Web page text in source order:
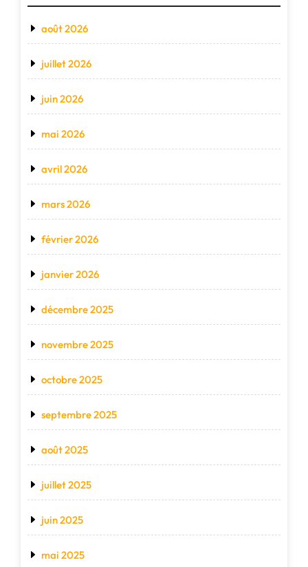
août 2026
juillet 2026
juin 2026
mai 2026
avril 2026
mars 2026
février 2026
janvier 2026
décembre 2025
novembre 2025
octobre 2025
septembre 2025
août 2025
juillet 2025
juin 2025
mai 2025